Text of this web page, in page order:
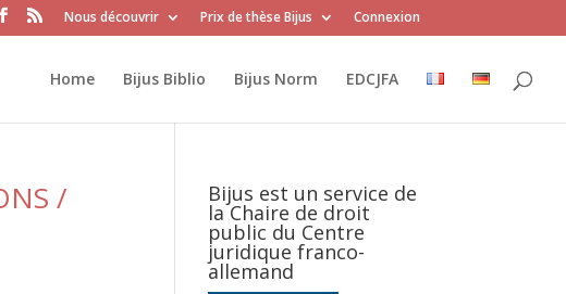
Nous découvrir Prix de thèse Bijus Connexion
Home Bijus Biblio Bijus Norm EDCJFA
/ Bijus est un service de
la Chaire de droit
public du Centre
juridique franco-
allemand